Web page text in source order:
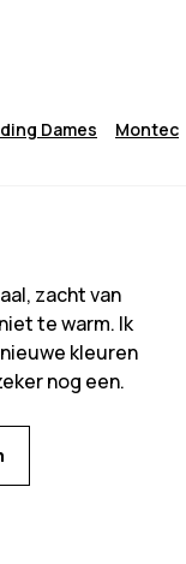
Dames Montec
zacht van
te warm. Ik
kleuren
nog een.